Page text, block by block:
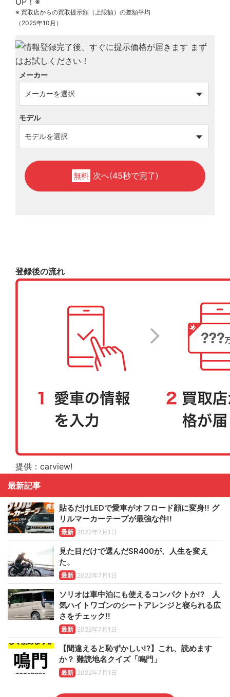
※ 買取店からの買取提示額（上限額）の差額平均
（2025年10月）
メーカー
モデル
無料 次へ(45秒で完了)
登録後の流れ
提供：carview!
最新記事
貼るだけLEDで愛車がオフロード顔に変身!! グ
リルマーカーテープが最強な件!!
最新 2022年7月1日
見た目だけで選んだSR400が、人生を変え
た。
最新 2022年7月1日
ソリオは車中泊にも使えるコンパクトか!? 人
気ハイトワゴンのシートアレンジと寝られる広
さをチェック!!
最新 2022年7月1日
【間違えると恥ずかしい!?】これ、読めます
か？ 難読地名クイズ「鳴門」
最新 2022年7月1日